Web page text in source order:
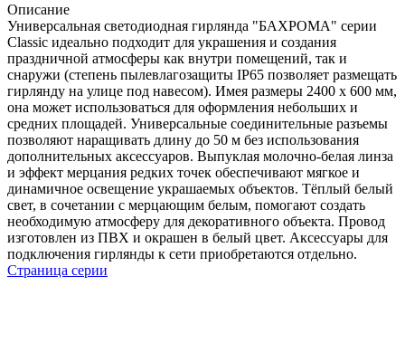
Описание
Универсальная светодиодная гирлянда "БАХРОМА" серии
Classic идеально подходит для украшения и создания
праздничной атмосферы как внутри помещений, так и
снаружи (степень пылевлагозащиты IP65 позволяет размещать
гирлянду на улице под навесом). Имея размеры 2400 x 600 мм,
она может использоваться для оформления небольших и
средних площадей. Универсальные соединительные разъемы
позволяют наращивать длину до 50 м без использования
дополнительных аксессуаров. Выпуклая молочно-белая линза
и эффект мерцания редких точек обеспечивают мягкое и
динамичное освещение украшаемых объектов. Тёплый белый
свет, в сочетании с мерцающим белым, помогают создать
необходимую атмосферу для декоративного объекта. Провод
изготовлен из ПВХ и окрашен в белый цвет. Аксессуары для
подключения гирлянды к сети приобретаются отдельно.
Страница серии